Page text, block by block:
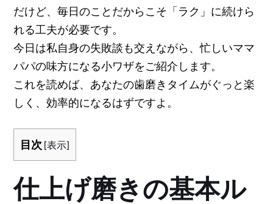
だけど、毎日のことだからこそ「ラク」に続けら
れる工夫が必要です。
今日は私自身の失敗談も交えながら、忙しいママ
パパの味方になる小ワザをご紹介します。
これを読めば、あなたの歯磨きタイムがぐっと楽
しく、効率的になるはずですよ。
目次 [表示]
仕上げ磨きの基本ル